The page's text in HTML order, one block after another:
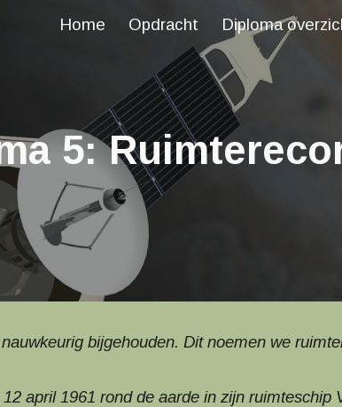
content Skip to
Home Opdracht Diploma
5:
bijgehouden. Dit noemen we
april 1961 rond de aarde in zijn ruimteschip